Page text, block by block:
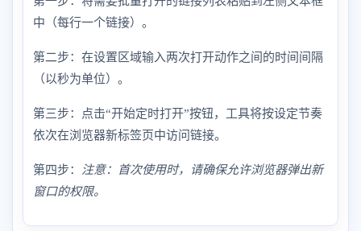
中（每行一个链接）。
第二步：在设置区域输入两次打开动作之间的时间间隔
（以秒为单位）。
第三步：点击“开始定时打开”按钮，工具将按设定节奏
依次在浏览器新标签页中访问链接。
第四步：
注意：首次使用时，请确保允许浏览器弹出新
窗口的权限。